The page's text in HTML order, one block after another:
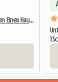
Mezzanine Room 1 P Und Alle Annehmlichkeiten Eines Hauses
1